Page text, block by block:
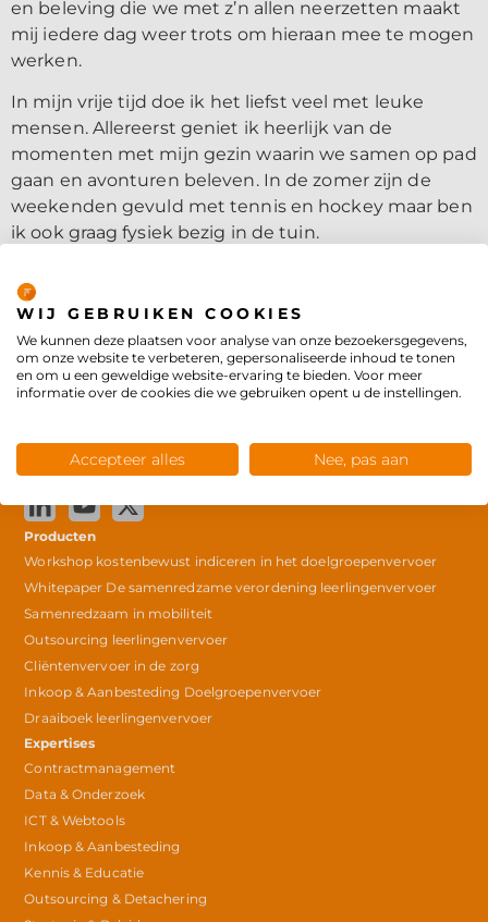
en beleving die we met z’n allen neerzetten maakt
mij iedere dag weer trots om hieraan mee te mogen
werken.
In mijn vrije tijd doe ik het liefst veel met leuke
mensen. Allereerst geniet ik heerlijk van de
momenten met mijn gezin waarin we samen op pad
gaan en avonturen beleven. In de zomer zijn de
weekenden gevuld met tennis en hockey maar ben
ik ook graag fysiek bezig in de tuin.
Forseti is onderdeel van
© Copyright 2025
Producten
Workshop kostenbewust indiceren in het doelgroepenvervoer
Whitepaper De samenredzame verordening leerlingenvervoer
Samenredzaam in mobiliteit
Outsourcing leerlingenvervoer
Cliëntenvervoer in de zorg
Inkoop & Aanbesteding Doelgroepenvervoer
Draaiboek leerlingenvervoer
Expertises
Contractmanagement
Data & Onderzoek
ICT & Webtools
Inkoop & Aanbesteding
Kennis & Educatie
Outsourcing & Detachering
WIJ GEBRUIKEN COOKIES
We kunnen deze plaatsen voor analyse van onze bezoekersgegevens,
om onze website te verbeteren, gepersonaliseerde inhoud te tonen
en om u een geweldige website-ervaring te bieden. Voor meer
informatie over de cookies die we gebruiken opent u de instellingen.
Accepteer alles Nee, pas aan